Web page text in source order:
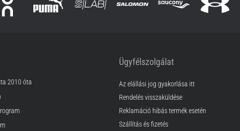
2010 óta
Ügyfélszolgálat
Az elállási jog gyakorlása itt
Rendelés visszaküldése
Reklamáció hibás termék esetén
Szállítás és fizetés